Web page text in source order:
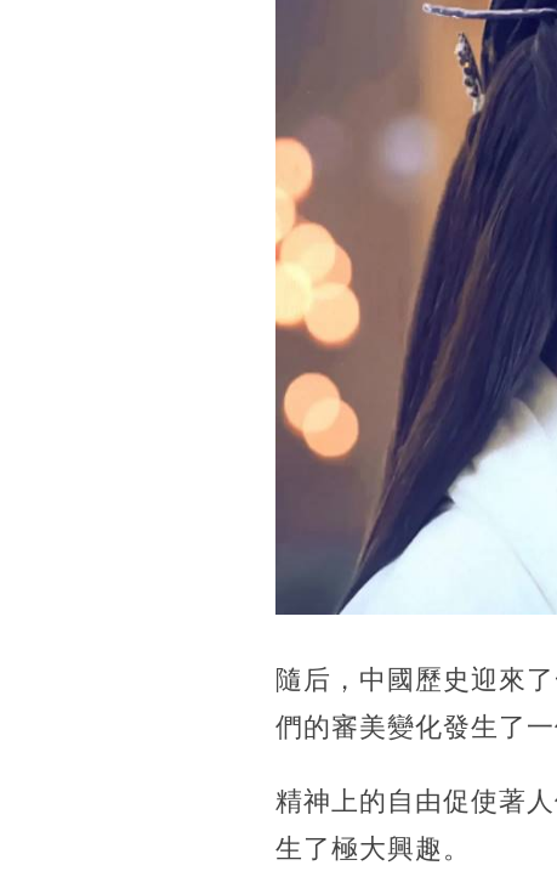
隨后，中國歷史迎來
們的審美變化發生了一
精神上的自由促使著
生了極大興趣。